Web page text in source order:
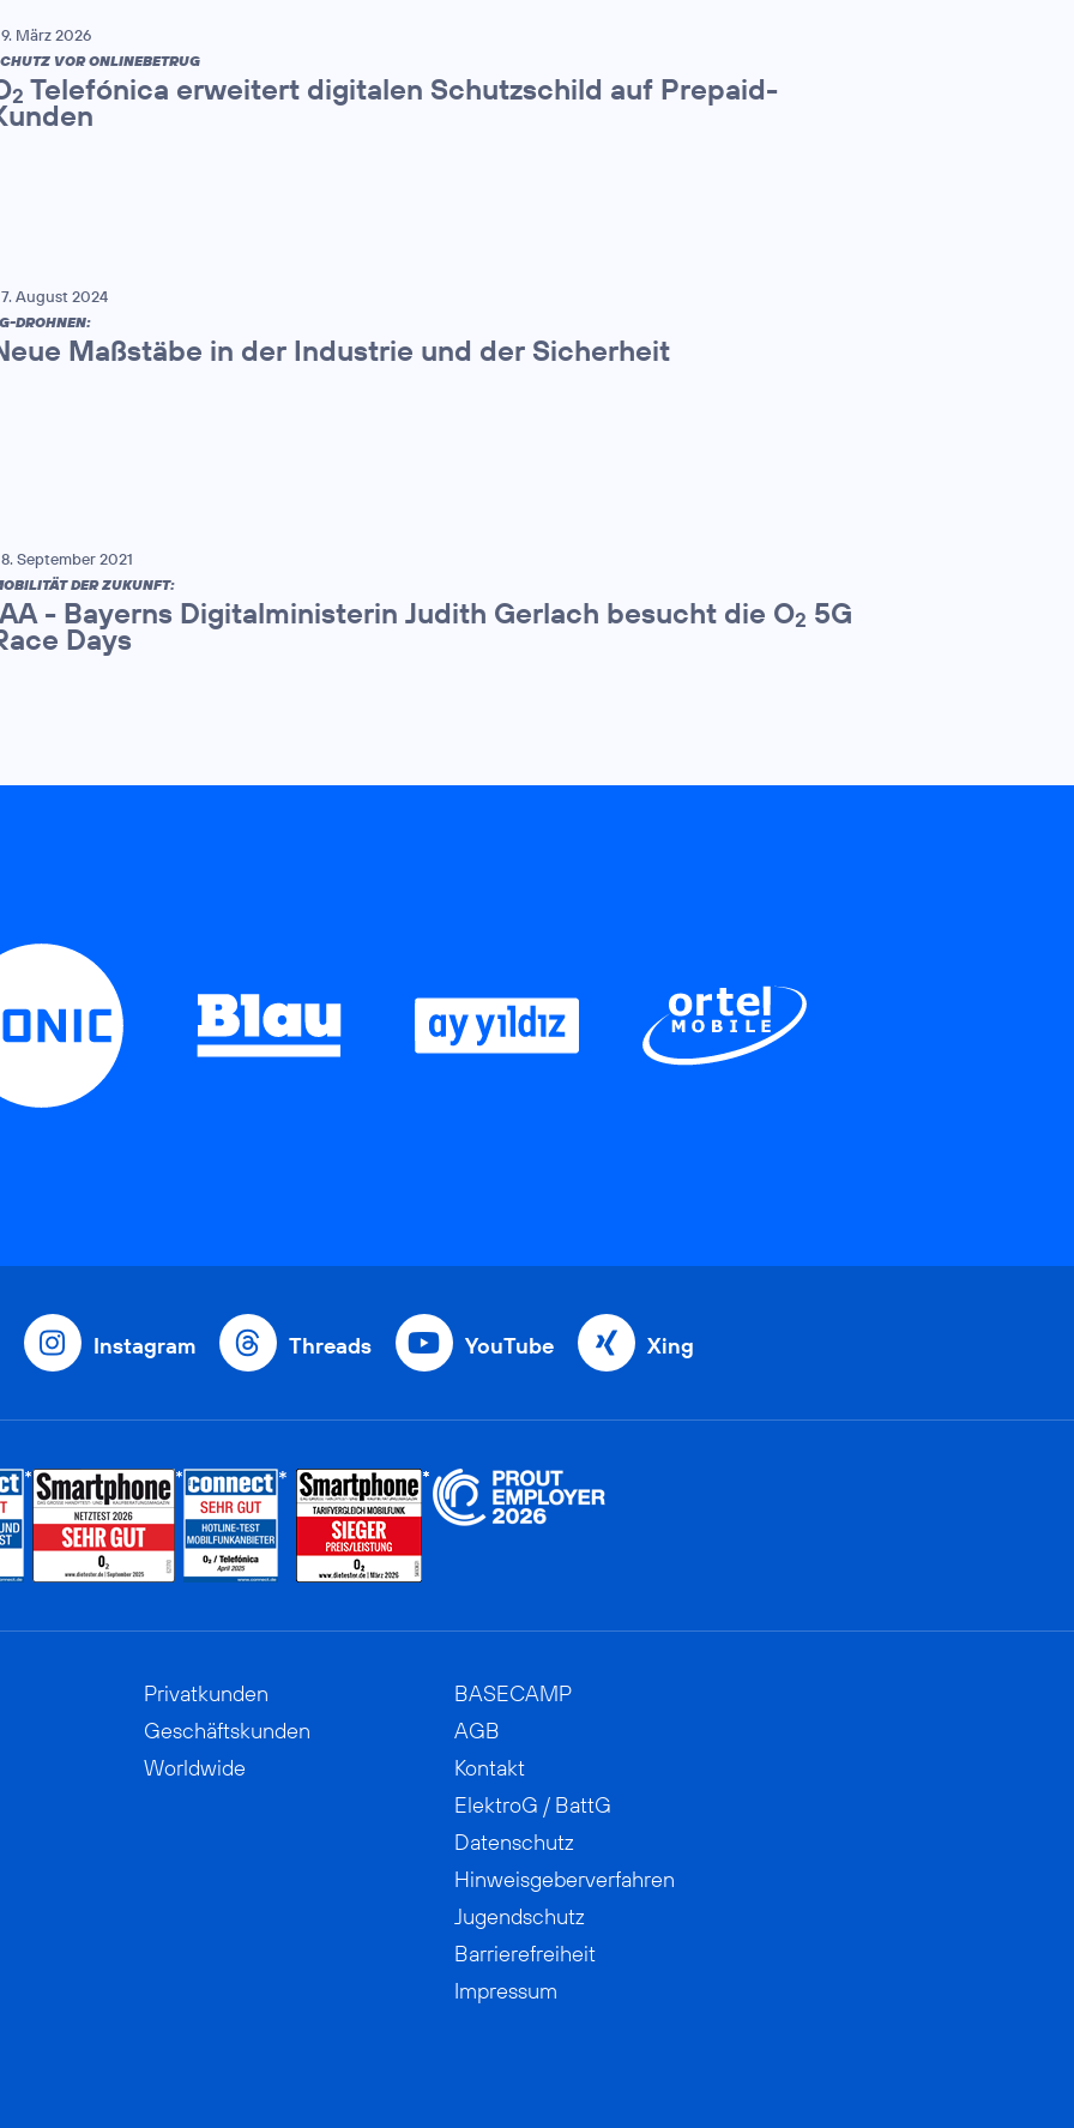
März 2026
VOR ONLINEBETRUG
2 Telefónica erweitert digitalen Schutzschild auf Prepaid-
August 2024
DROHNEN:
Maßstäbe in der Industrie und der Sicherheit
September 2021
DER ZUKUNFT:
- Bayerns Digitalministerin Judith Gerlach besucht die O2 5G
Days
Instagram Threads YouTube Xing
Privatkunden
Geschäftskunden
Worldwide
BASECAMP
AGB
Kontakt
ElektroG / BattG
Datenschutz
Hinweisgeberverfahren
Jugendschutz
Barrierefreiheit
Impressum